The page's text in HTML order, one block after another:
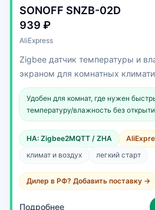
SONOFF SNZB-02D
939 ₽
AliExpress
Zigbee датчик температуры и
экраном для комнатных
Удобен для комнат, где нужен
температуру/влажность без
HA: Zigbee2MQTT / ZHA
климат и воздух
легкий старт
Дилер в РФ? Добавить поставку →
Подробнее